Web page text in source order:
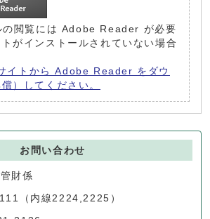
の閲覧には Adobe Reader が必要
がインストールされていない場合
イトから Adobe Reader をダウ
）してください。
お問い合わせ
財係
（内線2224,2225）